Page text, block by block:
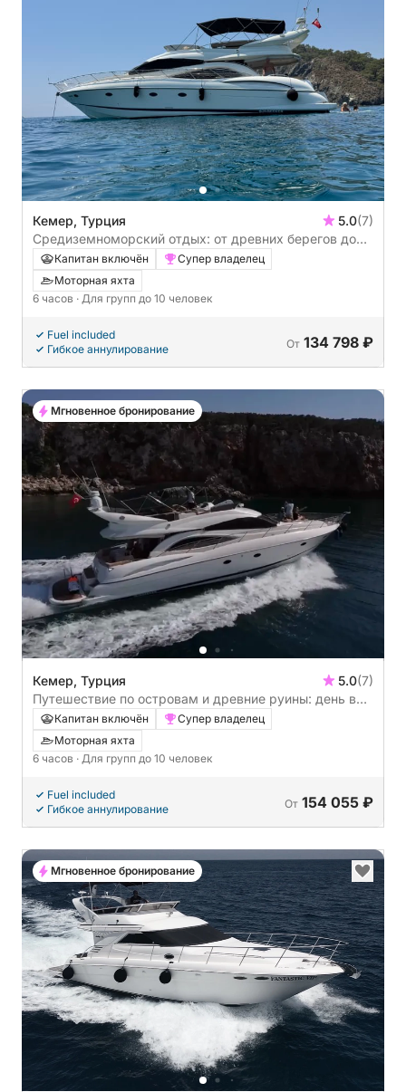
Кемер, Турция 5.0(7)
Средиземноморский отдых: от древних берегов до
секретных бухт (Кемер - Древний город Фазелис -
Рай - Лунный свет)
Капитан включён
Супер владелец
Моторная яхта
6 часов · Для групп до 10 человек
Fuel included
Гибкое аннулирование
От 134 798 ₽
Кемер, Турция 5.0(7)
Путешествие по островам и древние руины: день в
Кемере на море (Кемер - Три острова - Клеопатра -
древний город Фазелис)
Капитан включён
Супер владелец
Моторная яхта
6 часов · Для групп до 10 человек
Fuel included
Гибкое аннулирование
От 154 055 ₽
Мгновенное бронирование
Мгновенное бронирование